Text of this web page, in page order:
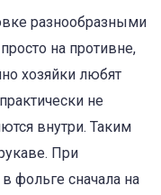
разнообразными
на противне,
хозяйки любят
не
внутри. Таким
При
фольге сначала на